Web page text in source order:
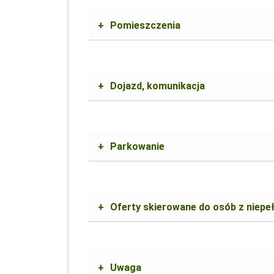
+ Pomieszczenia
+ Dojazd, komunikacja
+ Parkowanie
+ Oferty skierowane do osób z
+ Uwaga